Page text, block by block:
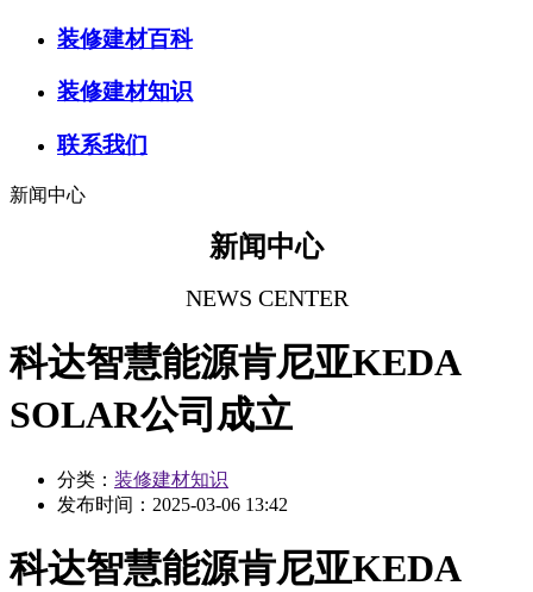
装修建材百科
装修建材知识
联系我们
新闻中心
新闻中心
NEWS CENTER
科达智慧能源肯尼亚KEDA
SOLAR公司成立
分类： 装修建材知识
发布时间： 2025-03-06 13:42
科达智慧能源肯尼亚KEDA